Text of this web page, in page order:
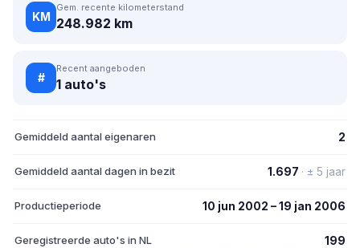
KM
Gem. recente kilometerstand
248.982 km
#
Recent aangeboden
1 auto's
Gemiddeld aantal eigenaren 2
Gemiddeld aantal dagen in bezit 1.697 · ± 5 jaar
Productieperiode 10 jun 2002 – 19 jan 2006
Geregistreerde auto's in NL 199